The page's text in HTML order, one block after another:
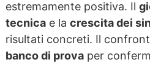
estremamente positiva. Il
tecnica e la crescita dei
risultati concreti. Il
banco di prova per